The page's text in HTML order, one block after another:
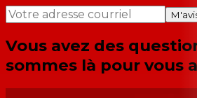
Vous avez des
sommes là pour vous